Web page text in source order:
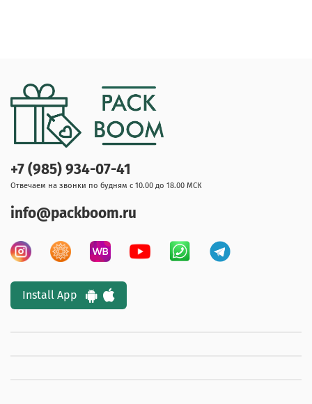
Install App
+7 (985) 934-07-41
Отвечаем на звонки по будням с 10.00 до 18.00 МСК
info@packboom.ru